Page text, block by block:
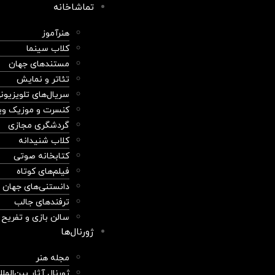
تماشاخانه
هنرآموز
کلاب سینما
مستندهای جهان
تئاتر و نمایش
سریال‌های
کنسرت و موزیک
گردشگری مجازی
کلاب شنیدانه
کتابخانه صوتی
فیلم‌های کوتاه
دانستنی‌های جهان
ترفندهای جالب
سالن بازی و تفریح
ژورنال‌ها
مجله هنر